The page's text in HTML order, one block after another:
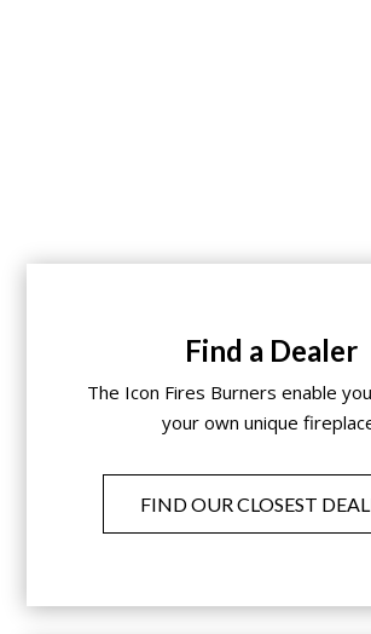
Find a Dealer
The Icon Fires Burners enable
your own unique
FIND OUR CLOSEST